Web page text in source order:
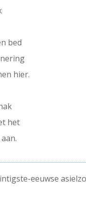
bed
hier.
het
eeuwse